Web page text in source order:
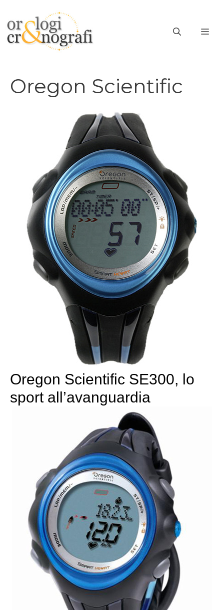
contenuto
Oregon Scientific
Oregon Scientific SE300, lo
sport all’avanguardia